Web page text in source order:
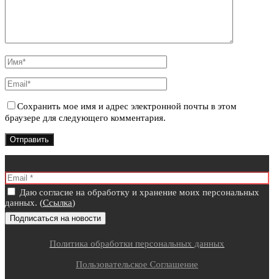
Сохранить мое имя и адрес электронной почты в этом
браузере для следующего комментария.
Даю согласие на обработку и хранение моих персональных
данных. (Ссылка)
Политика обработки персональных данных
Пользовательское Соглашение